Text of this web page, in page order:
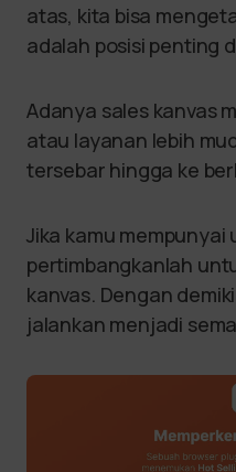
atas, kita bisa
adalah posisi penting
Adanya sales kanvas
atau layanan lebih
tersebar hingga ke
Jika kamu
pertimbangkanlah
kanvas. Dengan
jalankan menjadi